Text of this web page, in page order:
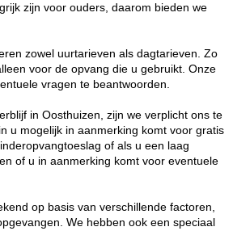
zijn voor ouders, daarom bieden we
zowel uurtarieven als dagtarieven. Zo
voor de opvang die u gebruikt. Onze
vragen te beantwoorden.
in Oosthuizen, zijn we verplicht ons te
u mogelijk in aanmerking komt voor gratis
of als u een laag
of u in aanmerking komt voor eventuele
op basis van verschillende factoren,
We hebben ook een speciaal